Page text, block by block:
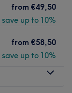
idéal pour
sublimer
from €49,50
save up to 10%
from €58,50
save up to 10%